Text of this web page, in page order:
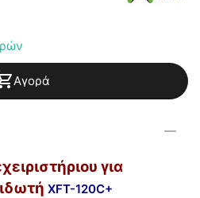
Αγορά
για
XFT-120C+